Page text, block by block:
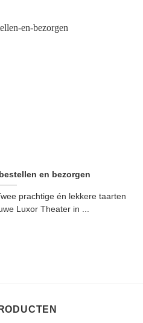
en bezorgen
prachtige én lekkere taarten
Luxor Theater in ...